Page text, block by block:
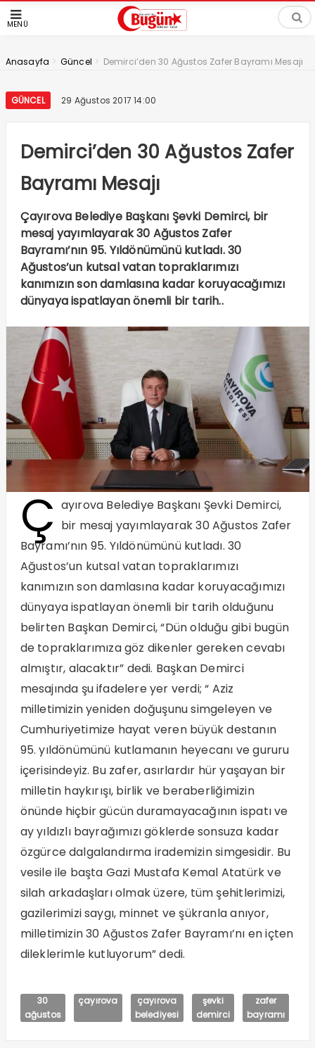
MENÜ
Anasayfa > Güncel > Demirci’den 30 Ağustos Zafer Bayramı Mesajı
GÜNCEL 29 Ağustos 2017 14:00
Demirci’den 30 Ağustos Zafer
Bayramı Mesajı
Çayırova Belediye Başkanı Şevki Demirci, bir
mesaj yayımlayarak 30 Ağustos Zafer
Bayramı’nın 95. Yıldönümünü kutladı. 30
Ağustos’un kutsal vatan topraklarımızı
kanımızın son damlasına kadar koruyacağımızı
dünyaya ispatlayan önemli bir tarih..
Ç ayırova Belediye Başkanı Şevki Demirci,
bir mesaj yayımlayarak 30 Ağustos Zafer
Bayramı’nın 95. Yıldönümünü kutladı. 30
Ağustos’un kutsal vatan topraklarımızı
kanımızın son damlasına kadar koruyacağımızı
dünyaya ispatlayan önemli bir tarih olduğunu
belirten Başkan Demirci, “Dün olduğu gibi bugün
de topraklarımıza göz dikenler gereken cevabı
almıştır, alacaktır” dedi. Başkan Demirci
mesajında şu ifadelere yer verdi; “ Aziz
milletimizin yeniden doğuşunu simgeleyen ve
Cumhuriyetimize hayat veren büyük destanın
95. yıldönümünü kutlamanın heyecanı ve gururu
içerisindeyiz. Bu zafer, asırlardır hür yaşayan bir
milletin haykırışı, birlik ve beraberliğimizin
önünde hiçbir gücün duramayacağının ispatı ve
ay yıldızlı bayrağımızı göklerde sonsuza kadar
özgürce dalgalandırma irademizin simgesidir. Bu
vesile ile başta Gazi Mustafa Kemal Atatürk ve
silah arkadaşları olmak üzere, tüm şehitlerimizi,
gazilerimizi saygı, minnet ve şükranla anıyor,
milletimizin 30 Ağustos Zafer Bayramı’nı en içten
dileklerimle kutluyorum” dedi.
30
ağustos
çayırova
çayırova
belediyesi
şevki
demirci
zafer
bayramı